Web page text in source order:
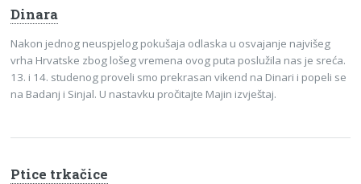
Dinara
Nakon jednog neuspjelog pokušaja odlaska u osvajanje najvišeg
vrha Hrvatske zbog lošeg vremena ovog puta poslužila nas je sreća.
13. i 14. studenog proveli smo prekrasan vikend na Dinari i popeli se
na Badanj i Sinjal. U nastavku pročitajte Majin izvještaj.
Ptice trkačice